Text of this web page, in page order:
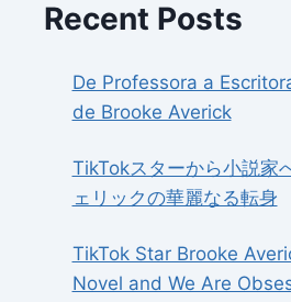
Recent Posts
De Professora a
de Brooke Averick
TikTokスターから小説家
ェリックの華麗なる転身
TikTok Star Brooke
Novel and We Are